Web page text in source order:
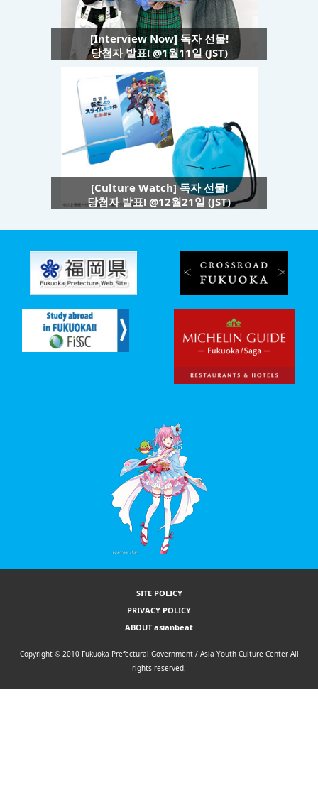
[Interview Now] 독자 선물!
당첨자 발표! @1월11일 (JST)
[Culture Watch] 독자 선물!
당첨자 발표! @12월21일 (JST)
SITE POLICY
PRIVACY POLICY
ABOUT asianbeat
Copyright © 2010 Fukuoka Prefectural Government / Asia Youth Culture Center All
rights reserved.